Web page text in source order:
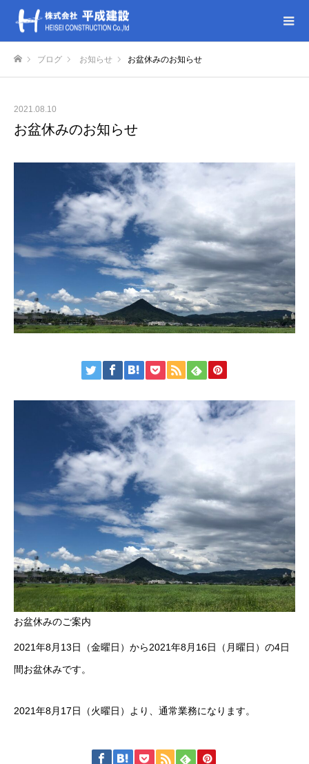
ブログ お知らせ お盆休みのお知らせ
2021.08.10
お盆休みのお知らせ
お盆休みのご案内
2021年8月13日（金曜日）から2021年8月16日（月曜日）の4日
間お盆休みです。
2021年8月17日（火曜日）より、通常業務になります。